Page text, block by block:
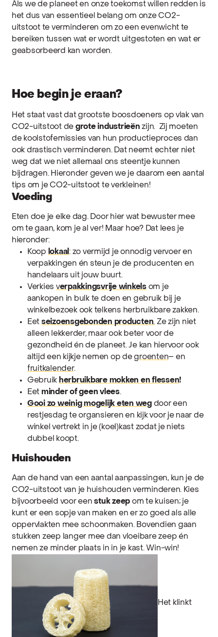
Als we de planeet en onze toekomst willen redden is
het dus van essentieel belang om onze CO2-
uitstoot te verminderen om zo een evenwicht te
bereiken tussen wat er wordt uitgestoten en wat er
geabsorbeerd kan worden.
Hoe begin je eraan?
Het staat vast dat grootste boosdoeners op vlak van
CO2-uitstoot de grote industrieën zijn. Zij moeten
de koolstofemissies van hun productieproces dan
ook drastisch verminderen. Dat neemt echter niet
weg dat we niet allemaal ons steentje kunnen
bijdragen. Hieronder geven we je daarom een aantal
tips om je CO2-uitstoot te verkleinen!
Voeding
Eten doe je elke dag. Door hier wat bewuster mee
om te gaan, kom je al ver! Maar hoe? Dat lees je
hieronder:
Koop lokaal : zo vermijd je onnodig vervoer en
verpakkingen én steun je de producenten en
handelaars uit jouw buurt.
Verkies verpakkingsvrije winkelsom je
aankopen in bulk te doen en gebruik bij je
winkelbezoek ook telkens herbruikbare zakken.
Eet seizoensgebonden producten. Ze zijn niet
alleen lekkerder, maar ook beter voor de
gezondheid én de planeet. Je kan hiervoor ook
altijd een kijkje nemen op degroenten– en
fruitkalender.
Gebruik herbruikbare mokken en flessen!
Eet minder of geen vlees.
Gooi zo weinig mogelijk eten wegdoor een
restjesdag te organsieren en kijk voor je naar de
winkel vertrekt in je (koel)kast zodat je niets
dubbel koopt.
Huishouden
Aan de hand van een aantal aanpassingen, kun je de
CO2-uitstoot van je huishouden verminderen. Kies
bijvoorbeeld voor eenstuk zeep om te kuisen; je
kunt er een sopje van maken en er zo goed als alle
oppervlakten mee schoonmaken. Bovendien gaan
stukken zeep langer mee dan vloeibare zeep én
nemen ze minder plaats in in je kast. Win-win!
Het klinkt